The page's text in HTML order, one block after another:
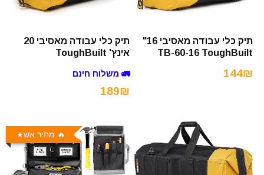
תיק כלי עבודה מאסיבי 16"
TB-60-16 ToughBuilt
144₪
תיק כלי עבודה מאסיבי 20
אינץ' ToughBuilt
🚛 משלוח חינם
189₪
🔥 מחיר אש